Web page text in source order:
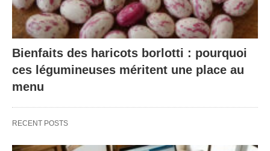
Bienfaits des haricots borlotti : pourquoi
ces légumineuses méritent une place au
menu
RECENT POSTS